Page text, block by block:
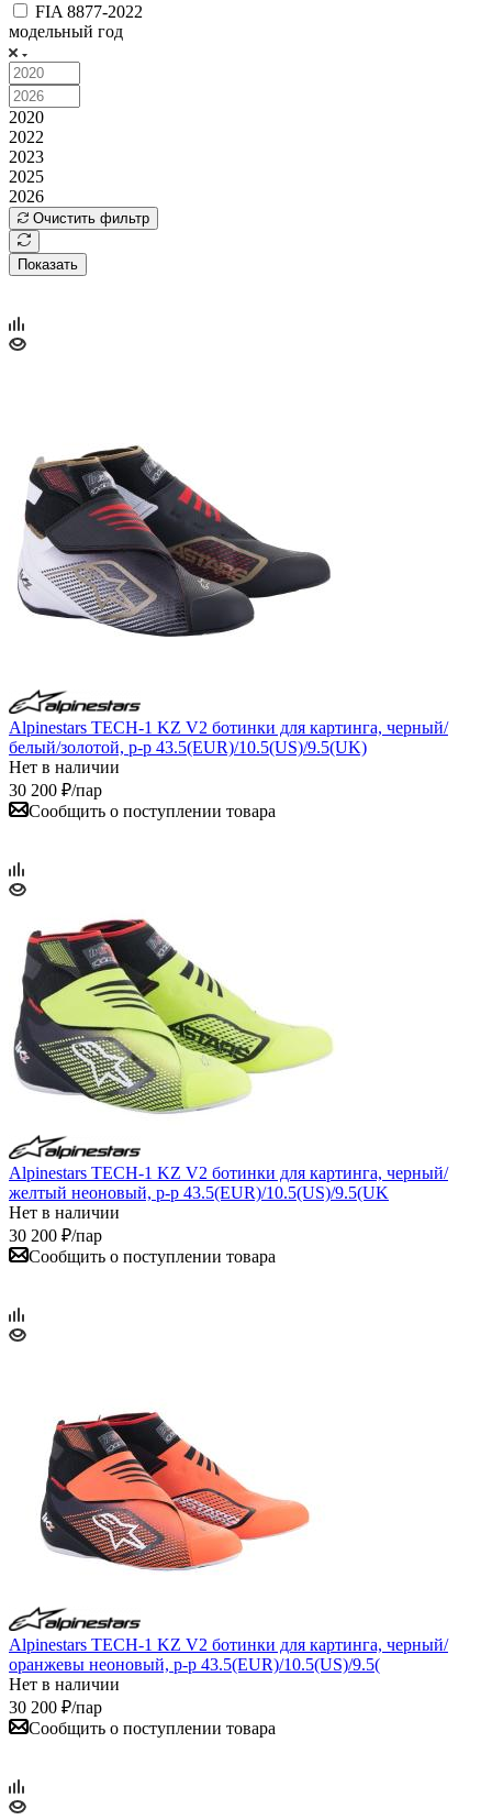
FIA 8877-2022
модельный год
2020
2022
2023
2025
2026
Очистить фильтр
Показать
Alpinestars TECH-1 KZ V2 ботинки для картинга, черный/
белый/золотой, р-р 43.5(EUR)/10.5(US)/9.5(UK)
Нет в наличии
30 200 ₽/пар
Сообщить о поступлении товара
Alpinestars TECH-1 KZ V2 ботинки для картинга, черный/
желтый неоновый, р-р 43.5(EUR)/10.5(US)/9.5(UK
Нет в наличии
30 200 ₽/пар
Сообщить о поступлении товара
Alpinestars TECH-1 KZ V2 ботинки для картинга, черный/
оранжевы неоновый, р-р 43.5(EUR)/10.5(US)/9.5(
Нет в наличии
30 200 ₽/пар
Сообщить о поступлении товара